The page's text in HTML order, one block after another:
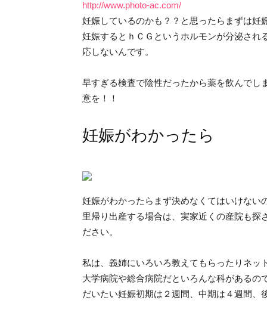
http://www.photo-ac.com/
妊娠しているのかも？？と思ったらまずは妊
妊娠するとｈＣＧというホルモンが分泌され
応しないんです。
早すぎる検査で陰性だったから薬を飲んでし
意を！！
妊娠がわかったら
妊娠がわかったらまず決めなくてはいけない
里帰り出産する場合は、実家近くの産院も
ださい。
私は、義姉にいろいろ教えてもらったりネッ
大学病院や総合病院だといろんな科があるの
だいたい妊娠初期は２週間、中期は４週間